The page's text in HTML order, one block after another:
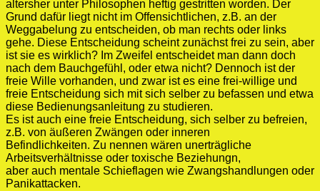
altersher unter Philosophen heftig gestritten worden. Der
Grund dafür liegt nicht im Offensichtlichen, z.B. an der
Weggabelung zu entscheiden, ob man rechts oder links
gehe. Diese Entscheidung scheint zunächst frei zu sein, aber
ist sie es wirklich? Im Zweifel entscheidet man dann doch
nach dem Bauchgefühl, oder etwa nicht? Dennoch ist der
freie Wille vorhanden, und zwar ist es eine frei-willige und
freie Entscheidung sich mit sich selber zu befassen und etwa
diese Bedienungsanleitung zu studieren.
Es ist auch eine freie Entscheidung, sich selber zu befreien,
z.B. von äußeren Zwängen oder inneren
Befindlichkeiten. Zu nennen wären unerträgliche
Arbeitsverhältnisse oder toxische Beziehungn,
aber auch mentale Schieflagen wie Zwangshandlungen oder
Panikattacken.